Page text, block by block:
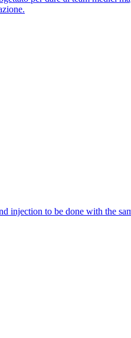
to be done with the